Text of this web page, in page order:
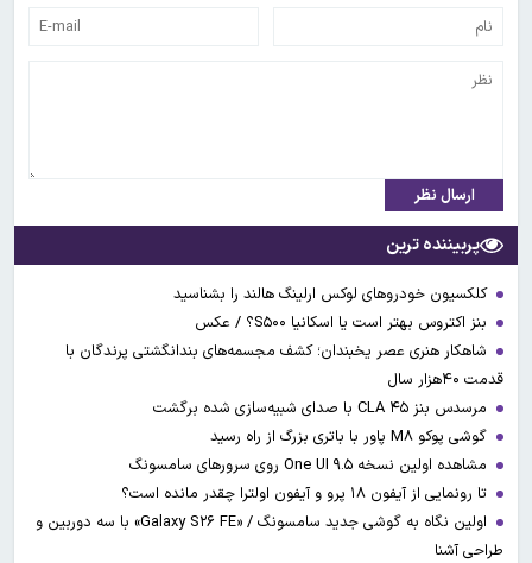
ارسال نظر
پربیننده ترین
کلکسیون خودروهای لوکس ارلینگ هالند را بشناسید
بنز اکتروس بهتر است یا اسکانیا S۵۰۰؟ / عکس
شاهکار هنری عصر یخبندان؛ کشف مجسمه‌های بندانگشتی‌ پرندگان با
قدمت ۴۰هزار سال
مرسدس بنز CLA ۴۵ با صدای شبیه‌سازی شده برگشت
گوشی پوکو M۸ پاور با باتری بزرگ از راه رسید
مشاهده اولین نسخه One UI ۹.۵ روی سرورهای سامسونگ
تا رونمایی از آیفون ۱۸ پرو و آیفون اولترا چقدر مانده است؟
اولین نگاه به گوشی جدید سامسونگ / «Galaxy S۲۶ FE» با سه دوربین و
طراحی آشنا